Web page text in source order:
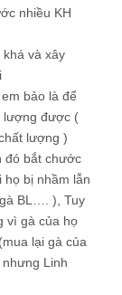
nhiều KH
và xây
bảo là để
lượng được (
lượng )
đó bắt chước
họ bị nhầm lẫn
BL…. ), Tuy
vì gà của họ
lại gà của
Linh